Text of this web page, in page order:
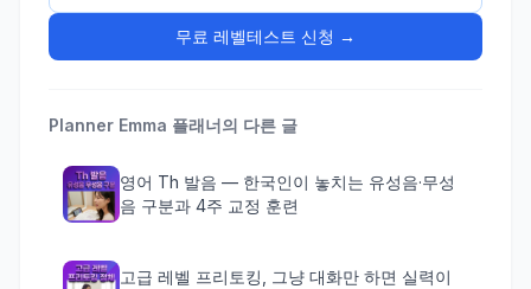
무료 레벨테스트 신청 →
Planner Emma 플래너의 다른 글
영어 Th 발음 — 한국인이 놓치는 유성음·무성
음 구분과 4주 교정 훈련
고급 레벨 프리토킹, 그냥 대화만 하면 실력이